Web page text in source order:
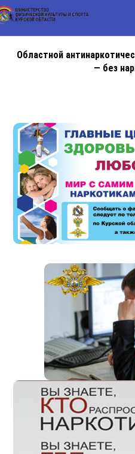
Областной
— без